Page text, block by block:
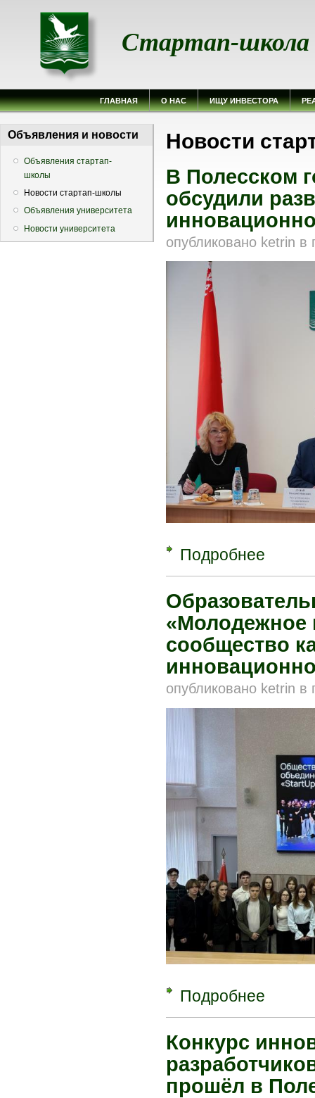
Стартап-школа
ГЛАВНАЯ О НАС ИЩУ ИНВЕСТОРА
Объявления и новости
Объявления стартап-
школы
Новости стартап-школы
Объявления университета
Новости университета
Вы здесь
Новости
В Полесском
обсудили
опубликовано ketrin в
Подробнее
«Молодежное
сообщество
опубликовано ketrin в
Подробнее
Конкурс
прошёл в